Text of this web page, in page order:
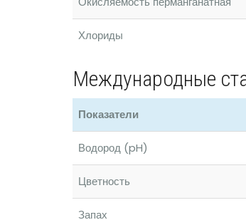
Хлориды
Международные
Показатели
Водород (pH)
Цветность
Запах